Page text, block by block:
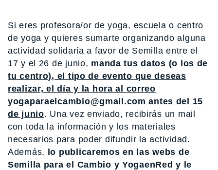
Si eres profesora/or de yoga, escuela o centro
de yoga y quieres sumarte organizando alguna
actividad solidaria a favor de Semilla entre el
17 y el 26 de junio, manda tus datos (o los de
tu centro), el tipo de evento que deseas
realizar, el día y la hora al correo
yogaparaelcambio@gmail.com antes del 15
de junio. Una vez enviado, recibirás un mail
con toda la información y los materiales
necesarios para poder difundir la actividad.
Además, lo publicaremos en las webs de
Semilla para el Cambio y YogaenRed y le